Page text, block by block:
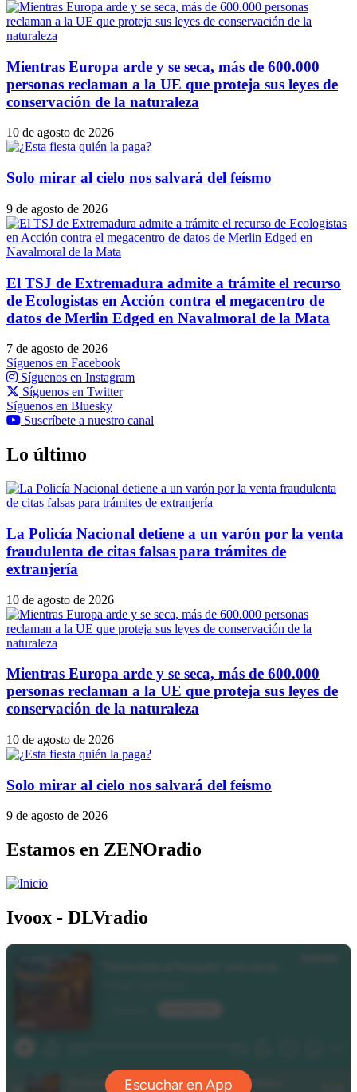
Mientras Europa arde y se seca, más de 600.000
personas reclaman a la UE que proteja sus leyes de
conservación de la naturaleza
10 de agosto de 2026
Solo mirar al cielo nos salvará del feísmo
9 de agosto de 2026
El TSJ de Extremadura admite a trámite el recurso
de Ecologistas en Acción contra el megacentro de
datos de Merlin Edged en Navalmoral de la Mata
7 de agosto de 2026
Síguenos en Facebook
Síguenos en Instagram
Síguenos en Twitter
Síguenos en Bluesky
Suscríbete a nuestro canal
Lo último
La Policía Nacional detiene a un varón por la venta
fraudulenta de citas falsas para trámites de
extranjería
10 de agosto de 2026
Mientras Europa arde y se seca, más de 600.000
personas reclaman a la UE que proteja sus leyes de
conservación de la naturaleza
10 de agosto de 2026
Solo mirar al cielo nos salvará del feísmo
9 de agosto de 2026
Estamos en ZENOradio
Ivoox - DLVradio